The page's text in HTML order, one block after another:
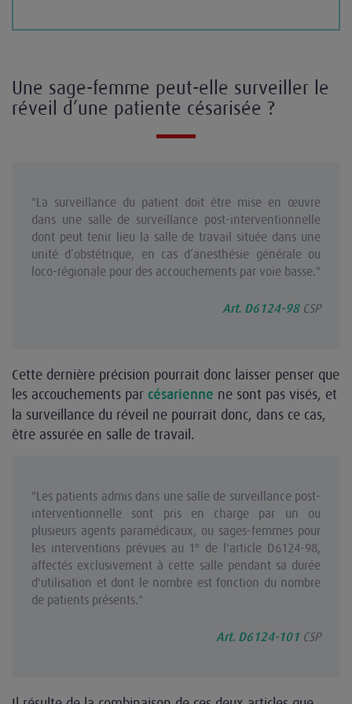
Une sage-femme peut-elle surveiller le
réveil d’une patiente césarisée ?
"La surveillance du patient doit être mise en œuvre
dans une salle de surveillance post-interventionnelle
dont peut tenir lieu la salle de travail située dans une
unité d’obstétrique, en cas d’anesthésie générale ou
loco-régionale pour des accouchements par voie basse."
Art. D6124-98CSP
Cette dernière précision pourrait donc laisser penser que
les accouchements par césarienne ne sont pas visés, et
la surveillance du réveil ne pourrait donc, dans ce cas,
être assurée en salle de travail.
"Les patients admis dans une salle de surveillance post-
interventionnelle sont pris en charge par un ou
plusieurs agents paramédicaux, ou sages-femmes pour
les interventions prévues au 1º de l'article D6124-98,
affectés exclusivement à cette salle pendant sa durée
d'utilisation et dont le nombre est fonction du nombre
de patients présents."
Art. D6124-101 CSP